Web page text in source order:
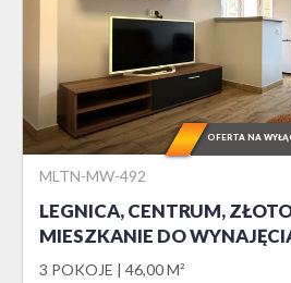
MLTN-MW-492
LEGNICA, CENTRUM,
MIESZKANIE DO
3 POKOJE 46,00 M²
OFERTA NA